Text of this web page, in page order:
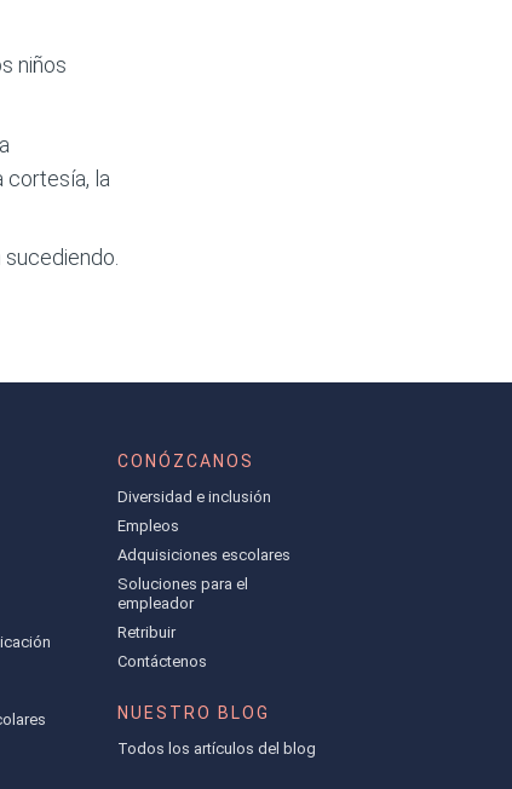
niños
cortesía, la
CONÓZCANOS
Diversidad e inclusión
Empleos
Adquisiciones escolares
Soluciones para el
empleador
Retribuir
Contáctenos
NUESTRO BLOG
Todos los artículos del blog